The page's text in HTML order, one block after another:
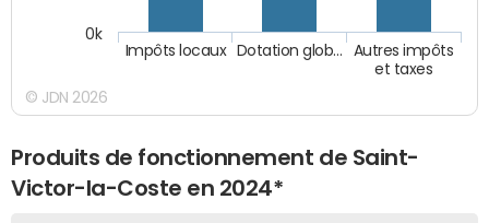
Autres impôts
et taxes
Dotation glob…
Impôts locaux
0k
© JDN 2026
Produits de fonctionnement de Saint-
Victor-la-Coste en 2024*